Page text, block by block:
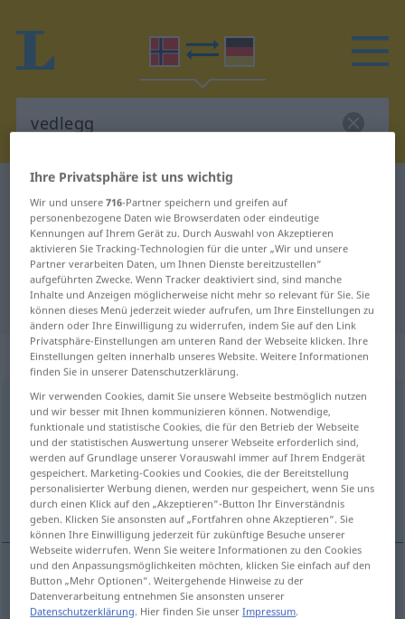
Norwegisch-Deutsch Übersetzung
für "vedlegg"
"vedlegg" Deutsch Übersetzung
„vedlegg“: Neutrum
vedlegg n
Übersicht aller Übersetzungen
(Für mehr Details die Übersetzung anklicken/antippen)
Anlage, Anhang
Anlagef vedlegg
Ihre Privatsphäre ist uns wichtig
Wir und unsere716-Partner speichern und greifen auf
personenbezogene Daten wie Browserdaten oder eindeutige
Kennungen auf Ihrem Gerät zu. Durch Auswahl von Akzeptieren
aktivieren Sie Tracking-Technologien für die unter „Wir und unsere
Partner verarbeiten Daten, um Ihnen Dienste bereitzustellen“
aufgeführten Zwecke. Wenn Tracker deaktiviert sind, sind manche
Inhalte und Anzeigen möglicherweise nicht mehr so relevant für Sie. Sie
können dieses Menü jederzeit wieder aufrufen, um Ihre Einstellungen zu
ändern oder Ihre Einwilligung zu widerrufen, indem Sie auf den Link
Privatsphäre-Einstellungen am unteren Rand der Webseite klicken. Ihre
Einstellungen gelten innerhalb unseres Website. Weitere Informationen
finden Sie in unserer Datenschutzerklärung.
Wir verwenden Cookies, damit Sie unsere Webseite bestmöglich nutzen
und wir besser mit Ihnen kommunizieren können. Notwendige,
funktionale und statistische Cookies, die für den Betrieb der Webseite
und der statistischen Auswertung unserer Webseite erforderlich sind,
werden auf Grundlage unserer Vorauswahl immer auf Ihrem Endgerät
gespeichert. Marketing-Cookies und Cookies, die der Bereitstellung
personalisierter Werbung dienen, werden nur gespeichert, wenn Sie uns
durch einen Klick auf den „Akzeptieren“-Button Ihr Einverständnis
geben. Klicken Sie ansonsten auf „Fortfahren ohne Akzeptieren“. Sie
können Ihre Einwilligung jederzeit für zukünftige Besuche unserer
Webseite widerrufen. Wenn Sie weitere Informationen zu den Cookies
und den Anpassungsmöglichkeiten möchten, klicken Sie einfach auf den
Button „Mehr Optionen“. Weitergehende Hinweise zu der
Datenverarbeitung entnehmen Sie ansonsten unserer
Datenschutzerklärung. Hier finden Sie unserImpressum.